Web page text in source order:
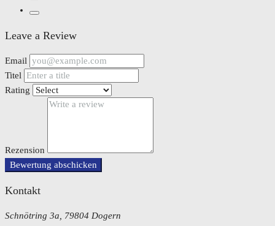
Leave a Review
Email
Titel
Rating
Rezension
Bewertung abschicken
Kontakt
Schnötring 3a, 79804 Dogern